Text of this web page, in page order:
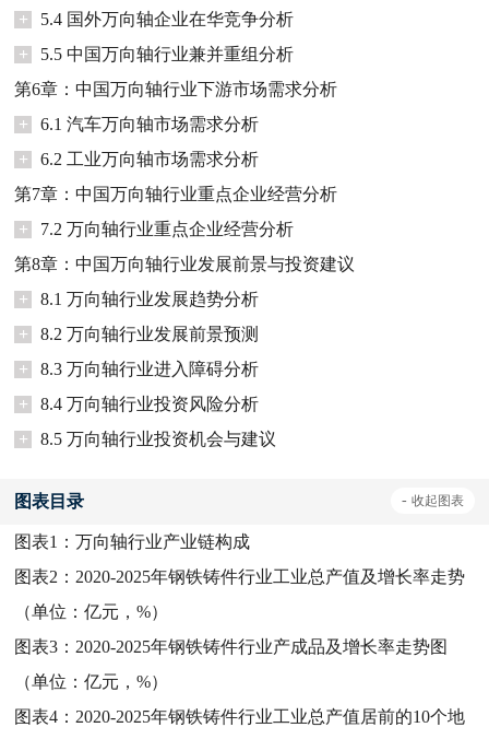
+
5.4 国外万向轴企业在华竞争分析
+
5.5 中国万向轴行业兼并重组分析
第6章：中国万向轴行业下游市场需求分析
+
6.1 汽车万向轴市场需求分析
+
6.2 工业万向轴市场需求分析
第7章：中国万向轴行业重点企业经营分析
+
7.2 万向轴行业重点企业经营分析
第8章：中国万向轴行业发展前景与投资建议
+
8.1 万向轴行业发展趋势分析
+
8.2 万向轴行业发展前景预测
+
8.3 万向轴行业进入障碍分析
+
8.4 万向轴行业投资风险分析
+
8.5 万向轴行业投资机会与建议
图表目录 - 收起图表
图表1：万向轴行业产业链构成
图表2： 2020-2025年钢铁铸件行业工业总产值及增长率走势
（单位：亿元，%）
图表3： 2020-2025年钢铁铸件行业产成品及增长率走势图
（单位：亿元，%）
图表4： 2020-2025年钢铁铸件行业工业总产值居前的10个地